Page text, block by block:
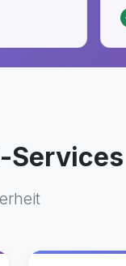
Services